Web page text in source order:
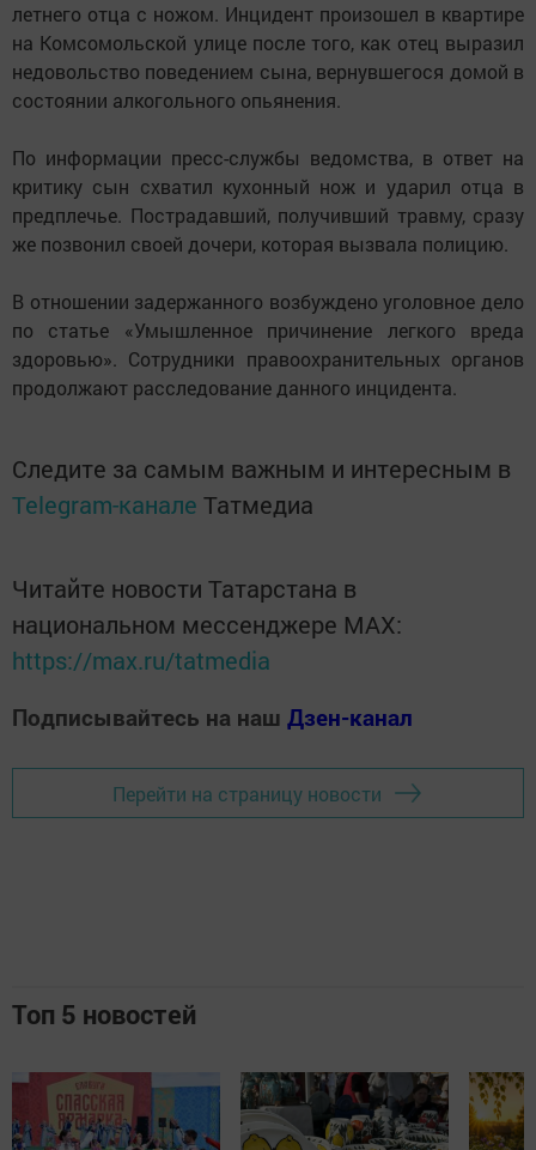
летнего отца с ножом. Инцидент произошел в квартире
на Комсомольской улице после того, как отец выразил
недовольство поведением сына, вернувшегося домой в
состоянии алкогольного опьянения.
По информации пресс-службы ведомства, в ответ на
критику сын схватил кухонный нож и ударил отца в
предплечье. Пострадавший, получивший травму, сразу
же позвонил своей дочери, которая вызвала полицию.
В отношении задержанного возбуждено уголовное дело
по статье «Умышленное причинение легкого вреда
здоровью». Сотрудники правоохранительных органов
продолжают расследование данного инцидента.
Следите за самым важным и интересным в
Telegram-канале Татмедиа
Читайте новости Татарстана в
национальном мессенджере MАХ:
https://max.ru/tatmedia
Подписывайтесь на наш Дзен-канал
Перейти на страницу новости
Топ 5 новостей